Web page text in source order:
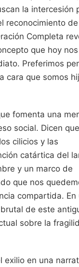
la intercesión
reconocimiento
Completa
que hoy
Preferimos
cara que somos
fomenta una
social. Dicen
cilicios y las
catártica del
y un marco de
que nos
compartida. En
de este
sobre la
exilio en una